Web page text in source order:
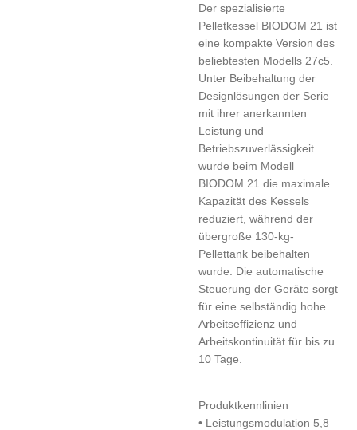
Der spezialisierte
Pelletkessel BIODOM 21 ist
eine kompakte Version des
beliebtesten Modells 27c5.
Unter Beibehaltung der
Designlösungen der Serie
mit ihrer anerkannten
Leistung und
Betriebszuverlässigkeit
wurde beim Modell
BIODOM 21 die maximale
Kapazität des Kessels
reduziert, während der
übergroße 130-kg-
Pellettank beibehalten
wurde. Die automatische
Steuerung der Geräte sorgt
für eine selbständig hohe
Arbeitseffizienz und
Arbeitskontinuität für bis zu
10 Tage.
Produktkennlinien
• Leistungsmodulation 5,8 –